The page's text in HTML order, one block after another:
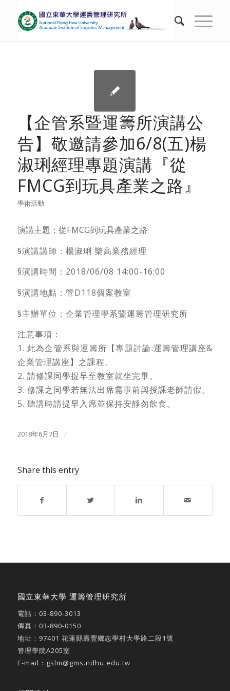
【企管系暨運籌所演講公
告】敬邀請參加6/8(五)楊
淑琍經理專題演講『從
FMCG到玩具產業之路』
學術活動
演講主題：從FMCG到玩具產業之路
§演講講師：楊淑琍 樂高業務經理
§演講時間：2018/06/08 14:00-16:00
§演講地點：管D118個案教室
§主辦單位：企業管理學系暨運籌管理研究所
注意事項：
1. 此為企管系與運籌所【專題討論:運籌管理講座&
企業管理講座】之課程。
2. 請修課同學提早至教室就坐完畢。
3. 修課之同學若無法出席需事前與授課老師請假。
5. 聽講時請提早入席並保持安靜勿飲食。
2018年6月7日 /
Share this entry
國立東華大學 運籌管理研究所
電話： 03-890-3013
傳真：03-890-0150
地址： 97401 花蓮縣壽豐鄉志學村大學路二段1號
管理學院A205室
E-mail： gslm@gms.ndhu.edu.tw